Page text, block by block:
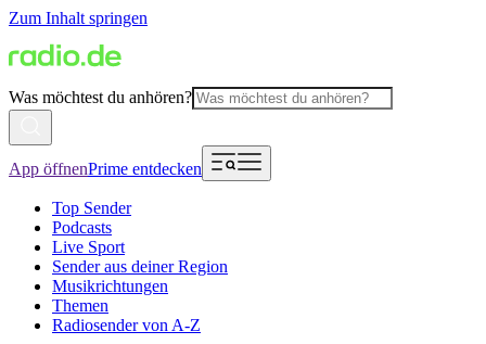
Zum Inhalt springen
Was möchtest du anhören?
App öffnenPrime entdecken
Top Sender
Podcasts
Live Sport
Sender aus deiner Region
Musikrichtungen
Themen
Radiosender von A-Z